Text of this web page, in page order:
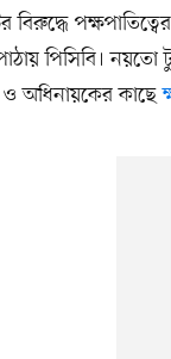
বিরুদ্ধে
পিসিবি। নয়তো
ও অধিনায়কের কাছে